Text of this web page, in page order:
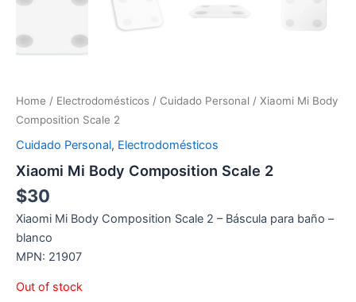
Home / Electrodomésticos / Cuidado Personal / Xiaomi Mi Body
Composition Scale 2
Cuidado Personal, Electrodomésticos
Xiaomi Mi Body Composition Scale 2
$30
Xiaomi Mi Body Composition Scale 2 – Báscula para baño –
blanco
MPN: 21907
Out of stock